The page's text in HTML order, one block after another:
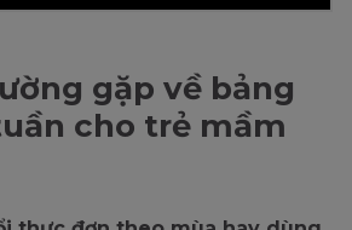
gặp về bảng
cho trẻ mầm